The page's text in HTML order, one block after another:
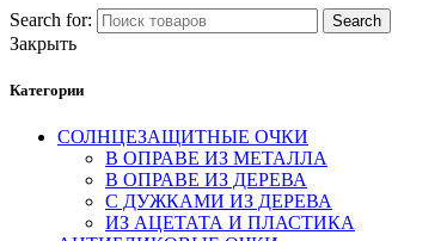
Search for: Search
Закрыть
Категории
СОЛНЦЕЗАЩИТНЫЕ ОЧКИ
В ОПРАВЕ ИЗ МЕТАЛЛА
В ОПРАВЕ ИЗ ДЕРЕВА
С ДУЖКАМИ ИЗ ДЕРЕВА
ИЗ АЦЕТАТА И ПЛАСТИКА